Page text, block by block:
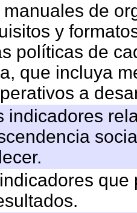
manuales de
y
políticas de
que incluya
a
indicadores